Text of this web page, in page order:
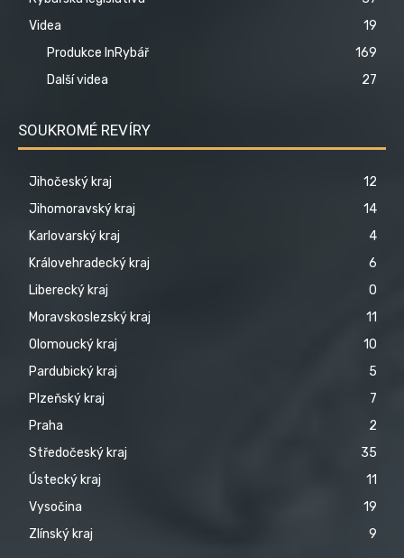
Videa
19
Produkce InRybář
169
Další videa
27
SOUKROMÉ REVÍRY
Jihočeský kraj
12
Jihomoravský kraj
14
Karlovarský kraj
4
Královehradecký kraj
6
Liberecký kraj
0
Moravskoslezský kraj
11
Olomoucký kraj
10
Pardubický kraj
5
Plzeňský kraj
7
Praha
2
Středočeský kraj
35
Ústecký kraj
11
Vysočina
19
Zlínský kraj
9